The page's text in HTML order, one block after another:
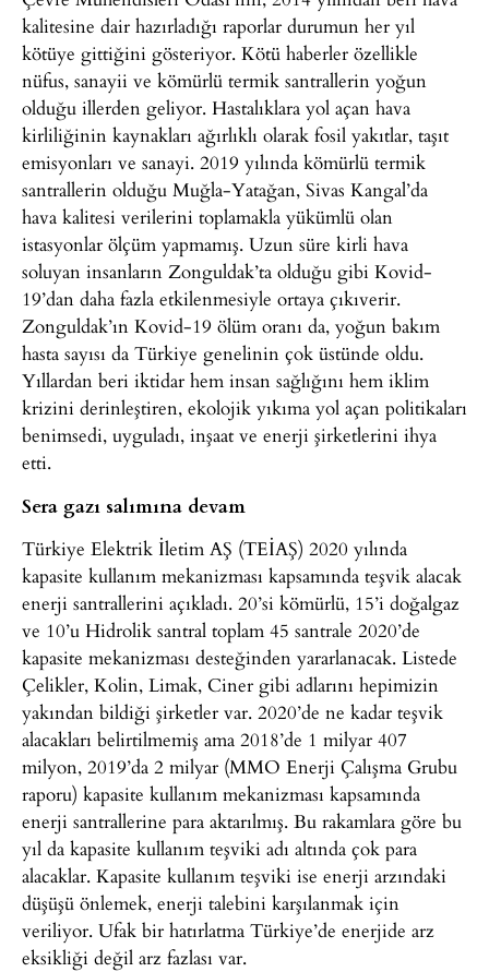
kalitesine dair hazırladığı raporlar durumun her yıl
kötüye gittiğini gösteriyor. Kötü haberler özellikle
nüfus, sanayii ve kömürlü termik santrallerin yoğun
olduğu illerden geliyor. Hastalıklara yol açan hava
kirliliğinin kaynakları ağırlıklı olarak fosil yakıtlar, taşıt
emisyonları ve sanayi. 2019 yılında kömürlü termik
santrallerin olduğu Muğla-Yatağan, Sivas Kangal’da
hava kalitesi verilerini toplamakla yükümlü olan
istasyonlar ölçüm yapmamış. Uzun süre kirli hava
soluyan insanların Zonguldak’ta olduğu gibi Kovid-
19’dan daha fazla etkilenmesiyle ortaya çıkıverir.
Zonguldak’ın Kovid-19 ölüm oranı da, yoğun bakım
hasta sayısı da Türkiye genelinin çok üstünde oldu.
Yıllardan beri iktidar hem insan sağlığını hem iklim
krizini derinleştiren, ekolojik yıkıma yol açan politikaları
benimsedi, uyguladı, inşaat ve enerji şirketlerini ihya
etti.
Sera gazı salımına devam
Türkiye Elektrik İletim AŞ (TEİAŞ) 2020 yılında
kapasite kullanım mekanizması kapsamında teşvik alacak
enerji santrallerini açıkladı. 20’si kömürlü, 15’i doğalgaz
ve 10’u Hidrolik santral toplam 45 santrale 2020’de
kapasite mekanizması desteğinden yararlanacak. Listede
Çelikler, Kolin, Limak, Ciner gibi adlarını hepimizin
yakından bildiği şirketler var. 2020’de ne kadar teşvik
alacakları belirtilmemiş ama 2018’de 1 milyar 407
milyon, 2019’da 2 milyar (MMO Enerji Çalışma Grubu
raporu) kapasite kullanım mekanizması kapsamında
enerji santrallerine para aktarılmış. Bu rakamlara göre bu
yıl da kapasite kullanım teşviki adı altında çok para
alacaklar. Kapasite kullanım teşviki ise enerji arzındaki
düşüşü önlemek, enerji talebini karşılanmak için
veriliyor. Ufak bir hatırlatma Türkiye’de enerjide arz
eksikliği değil arz fazlası var.